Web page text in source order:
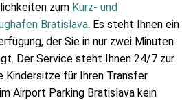
zum Kurz- und
Bratislava. Es steht Ihnen ein
der Sie in nur zwei Minuten
Der Service steht Ihnen 24/7 zur
Kindersitze für Ihren Transfer
Airport Parking Bratislava kein